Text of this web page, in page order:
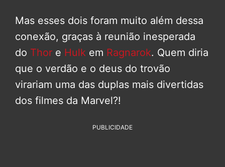
Mas esses dois foram muito além dessa
conexão, graças à reunião inesperada
do Thor e Hulk em Ragnarok. Quem diria
que o verdão e o deus do trovão
virariam uma das duplas mais divertidas
dos filmes da Marvel?!
PUBLICIDADE